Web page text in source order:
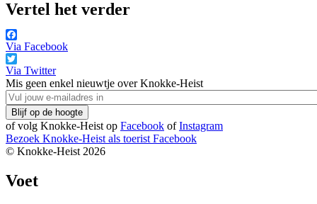
Vertel het verder
Via Facebook
Via Twitter
Mis geen enkel nieuwtje over Knokke-Heist
of volg Knokke-Heist op Facebook ofInstagram
Bezoek Knokke-Heist als toerist Facebook
© Knokke-Heist 2026
Voet